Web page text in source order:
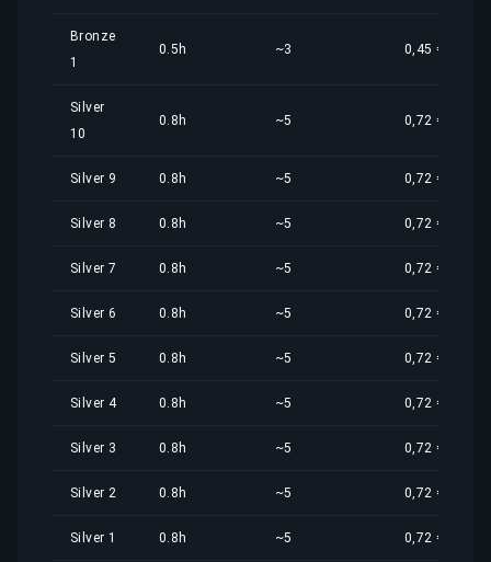
Bronze
1
0.5h ~3 0,45 €
Silver
10
0.8h ~5 0,72 €
Silver 9 0.8h ~5 0,72 €
Silver 8 0.8h ~5 0,72 €
Silver 7 0.8h ~5 0,72 €
Silver 6 0.8h ~5 0,72 €
Silver 5 0.8h ~5 0,72 €
Silver 4 0.8h ~5 0,72 €
Silver 3 0.8h ~5 0,72 €
Silver 2 0.8h ~5 0,72 €
Silver 1 0.8h ~5 0,72 €